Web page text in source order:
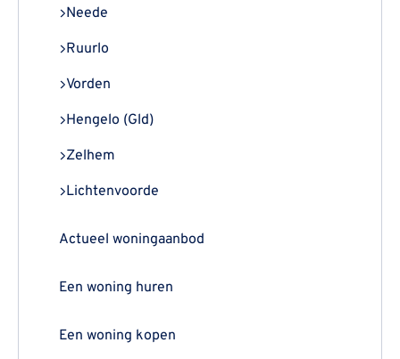
Neede
Ruurlo
Vorden
Hengelo (Gld)
Zelhem
Lichtenvoorde
Actueel woningaanbod
Een woning huren
Een woning kopen